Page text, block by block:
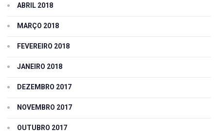
ABRIL 2018
MARÇO 2018
FEVEREIRO 2018
JANEIRO 2018
DEZEMBRO 2017
NOVEMBRO 2017
OUTUBRO 2017